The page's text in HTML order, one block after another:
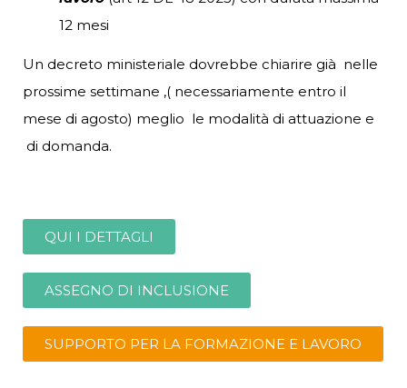
12 mesi
Un decreto ministeriale dovrebbe chiarire già nelle
prossime settimane ,( necessariamente entro il
mese di agosto) meglio le modalità di attuazione e
di domanda.
QUI I DETTAGLI
ASSEGNO DI INCLUSIONE
SUPPORTO PER LA FORMAZIONE E LAVORO